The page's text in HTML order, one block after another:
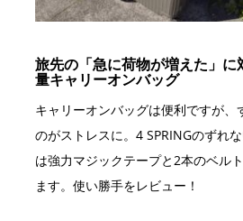
旅先の「急に荷物が増えた」に
量キャリーオンバッグ
キャリーオンバッグは便利ですが、
のがストレスに。4 SPRINGのずれ
は強力マジックテープと2本のベル
ます。使い勝手をレビュー！